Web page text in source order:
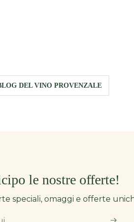
DEL VINO PROVENZALE
le nostre offerte!
speciali, omaggi e offerte